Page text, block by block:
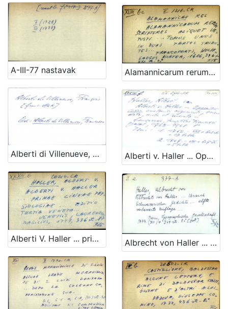
A-III-77 nastavak Alamannicarum rerum scriptores aliquot vetusti .... Tomus unus in duas partes tributes ...
Alberti di Villenueve, Francois OPĆA UPUTNICA Alberti v. Haller ... Opera minora anatomici emendata, aucta, et renovata ...
Alberti V. Haller ... primae lineae physiologiae .... Albrecht von Haller ... versuch Schweizerischer gedichte ...